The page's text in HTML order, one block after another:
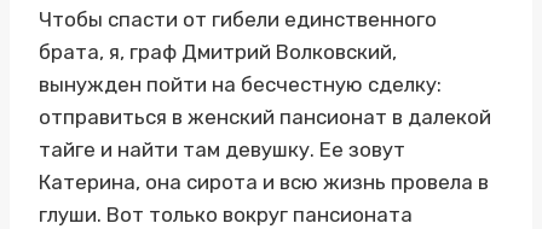
Чтобы спасти от гибели единственного
брата, я, граф Дмитрий Волковский,
вынужден пойти на бесчестную сделку:
отправиться в женский пансионат в далекой
тайге и найти там девушку. Ее зовут
Катерина, она сирота и всю жизнь провела в
глуши. Вот только вокруг пансионата